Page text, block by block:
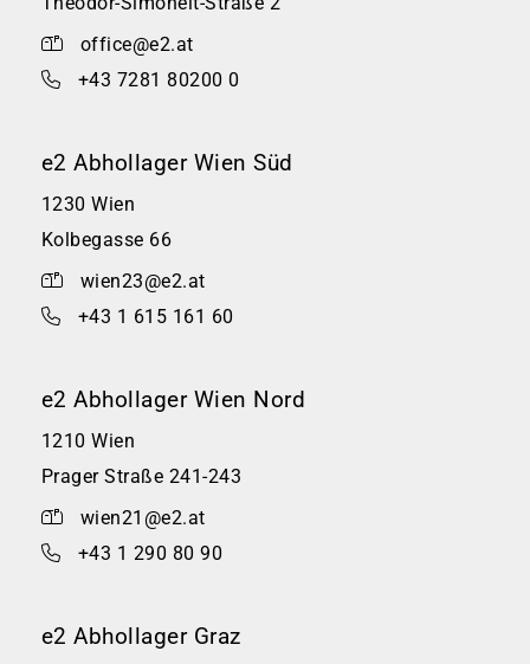
office@e2.at
+43 7281 80200 0
e2 Abhollager Wien Süd
1230 Wien
Kolbegasse 66
wien23@e2.at
+43 1 615 161 60
e2 Abhollager Wien Nord
1210 Wien
Prager Straße 241-243
wien21@e2.at
+43 1 290 80 90
e2 Abhollager Graz